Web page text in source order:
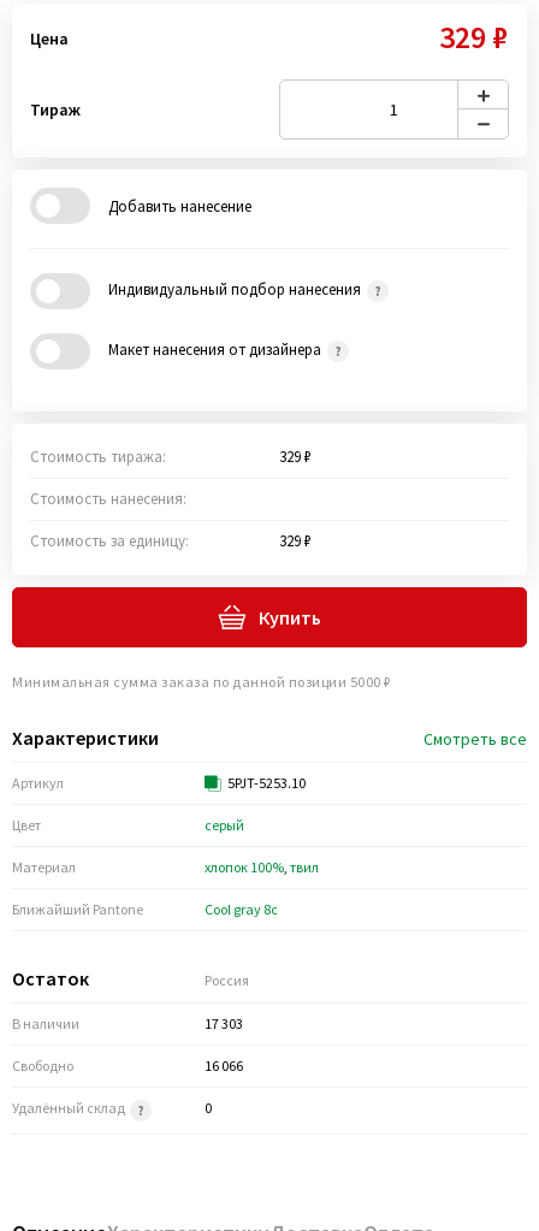
Характеристики Смотреть все
Артикул 5PJT-5253.10
Цвет серый
Материал хлопок 100%, твил
Ближайший Pantone Cool gray 8c
Остаток Россия
В наличии 17 303
Свободно 16 066
Удалённый склад 0
Цена 329 ₽
Тираж
Добавить нанесение
Индивидуальный подбор нанесения
Макет нанесения от дизайнера
Стоимость тиража: 329 ₽
Стоимость нанесения:
Стоимость за единицу: 329 ₽
Купить
Минимальная сумма заказа по данной позиции 5000 ₽